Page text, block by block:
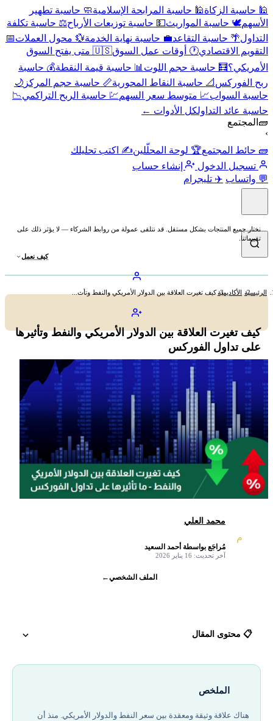
🕌 حاسبة الزكاة🕌 حاسبة المرابحة الإسلامية🧼 حاسبة تطهير
الأسهم🕊️ حاسبة المواريث💵 حاسبة توزيعات الأرباح⚖️ حاسبة تكلفة
التداول🌴 حاسبة التقاعد💼 حاسبة نهاية الخدمة💱 محول العملات📅
التقويم الاقتصادي🕐 أوقات عمل السوق
🇺🇸 متى يفتح السوق
الأمريكي؟🧮 حاسبة حجم اللوت 📊 حاسبة قيمة النقطة💰 حاسبة
ربح الفوركس 📐 حاسبة النقاط المحورية📏 حاسبة حجم المركز 🌙
حاسبة السواب📈 متوسط سعر السهم💹 حاسبة الربح التراكمي📉
حاسبة عائد التداولكل الأدوات ←
🧱 المجتمع
›
🧱 حائط المجتمع🏆 لوحة المحلّلين✍️ اكتب تحليلك
تسجيل الدخول
إنشاء حساب
💬 واتساب ✈️ تليجرام
نختار جميع المنتجات بشكل مستقل. قد نتلقى عمولة من روابط الشركاء — لا يؤثر ذلك على
تقييماتنا.
كيف نعمل
الرئيسية الأكاديميةكيف تغيرت العلاقة بين الدولار الأمريكي والنفط وتأث...
كيف تغيرت العلاقة بين الدولار الأمريكي والنفط وتأثيرها
على تداول الفوركس
م
محمد العلي
مُراجَع بواسطة أحمد السعيد
آخر تحديث: 16 يناير 2026
الملف الشخصي←
📋 محتوى المقال
الملخص
هناك علاقة وثيقة ومعقدة بين سعر النفط والدولار الأمريكي. منذ أن